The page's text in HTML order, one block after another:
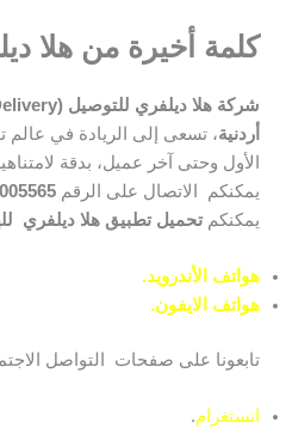
كلمة أخيرة من هلا
أردنية، تسعى إلى الريادة في عالم
الأول وحتى آخر عميل، بدقة
يمكنكم الاتصال على الرقم
يمكنكمتحميل تطبيق هلا ديلفري
هواتف الأندرويد.
هواتف الايفون.
تابعونا على صفحات التواصل
انستغرام.